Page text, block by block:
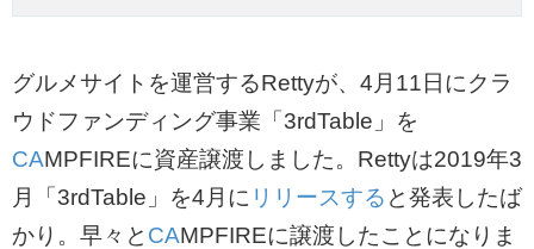
グルメサイトを運営するRettyが、4月11日にクラ
ウドファンディング事業「3rdTable」を
CAMPFIREに資産譲渡しました。Rettyは2019年3
月「3rdTable」を4月に リリースする と発表したば
かり。早々と CAMPFIREに譲渡したことになりま